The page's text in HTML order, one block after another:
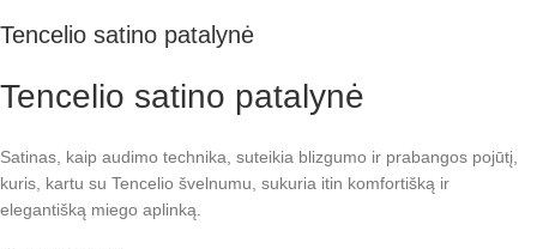
Tencelio satino patalynė
Tencelio satino patalynė
Satinas, kaip audimo technika, suteikia blizgumo ir prabangos pojūtį,
kuris, kartu su Tencelio švelnumu, sukuria itin komfortišką ir
elegantišką miego aplinką.